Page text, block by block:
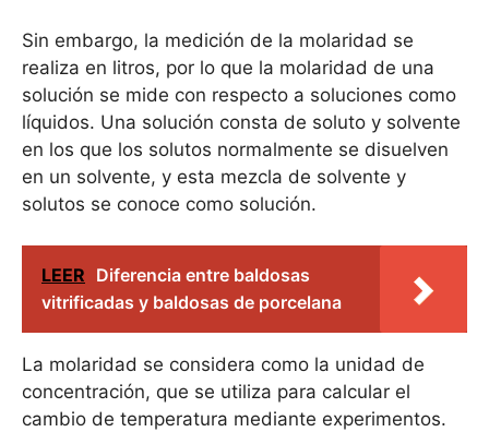
Sin embargo, la medición de la molaridad se
realiza en litros, por lo que la molaridad de una
solución se mide con respecto a soluciones como
líquidos. Una solución consta de soluto y solvente
en los que los solutos normalmente se disuelven
en un solvente, y esta mezcla de solvente y
solutos se conoce como solución.
LEER Diferencia entre baldosas
vitrificadas y baldosas de porcelana
La molaridad se considera como la unidad de
concentración, que se utiliza para calcular el
cambio de temperatura mediante experimentos.